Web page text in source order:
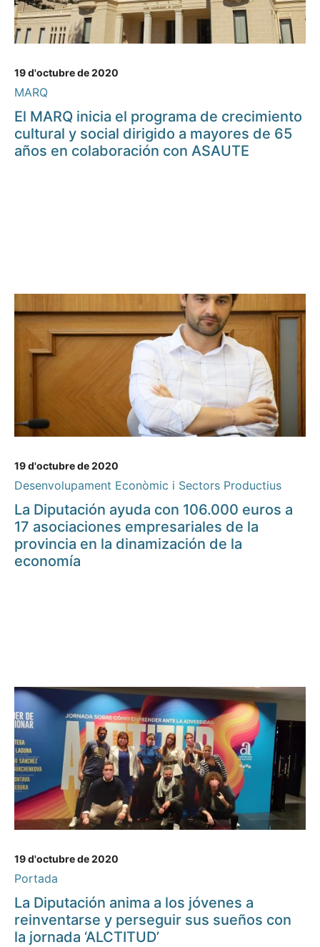
19 d'octubre de 2020
MARQ
El MARQ inicia el programa de crecimiento
cultural y social dirigido a mayores de 65
años en colaboración con ASAUTE
19 d'octubre de 2020
Desenvolupament Econòmic i Sectors Productius
La Diputación ayuda con 106.000 euros a
17 asociaciones empresariales de la
provincia en la dinamización de la
economía
19 d'octubre de 2020
Portada
La Diputación anima a los jóvenes a
reinventarse y perseguir sus sueños con
la jornada ‘ALCTITUD’